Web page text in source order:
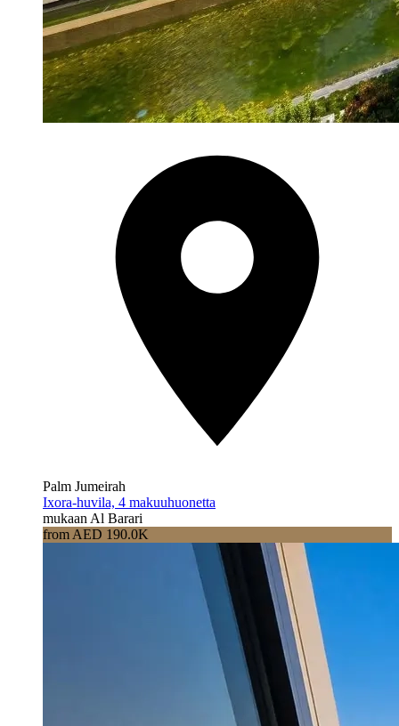
Palm Jumeirah
Ixora-huvila, 4 makuuhuonetta
mukaan Al Barari
from AED 190.0K